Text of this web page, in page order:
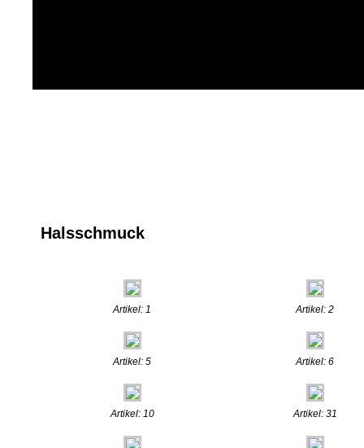
Halsschmuck
Artikel: 1 Artikel: 2
Artikel: 5 Artikel: 6
Artikel: 10 Artikel: 31